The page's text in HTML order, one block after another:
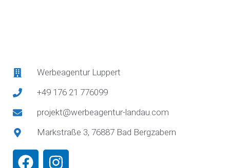
Werbeagentur Luppert
+49 176 21 776099
projekt@werbeagentur-landau.com
Markstraße 3, 76887 Bad Bergzabern
F
I